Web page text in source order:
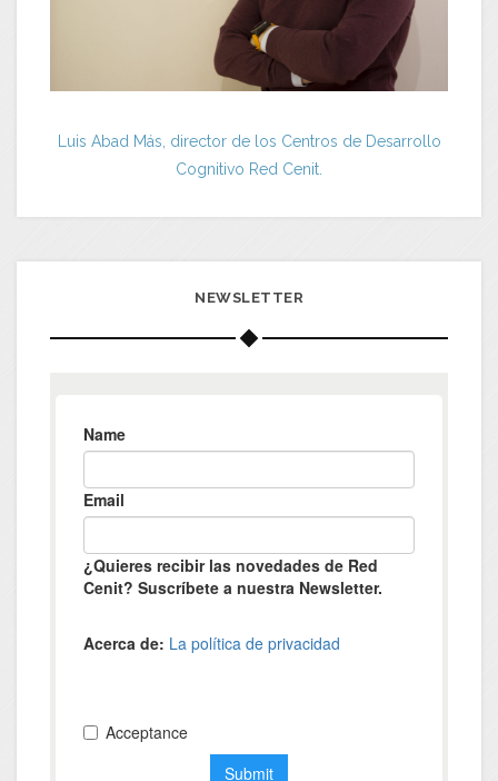
Luis Abad Más, director de los Centros de Desarrollo
Cognitivo Red Cenit.
NEWSLETTER